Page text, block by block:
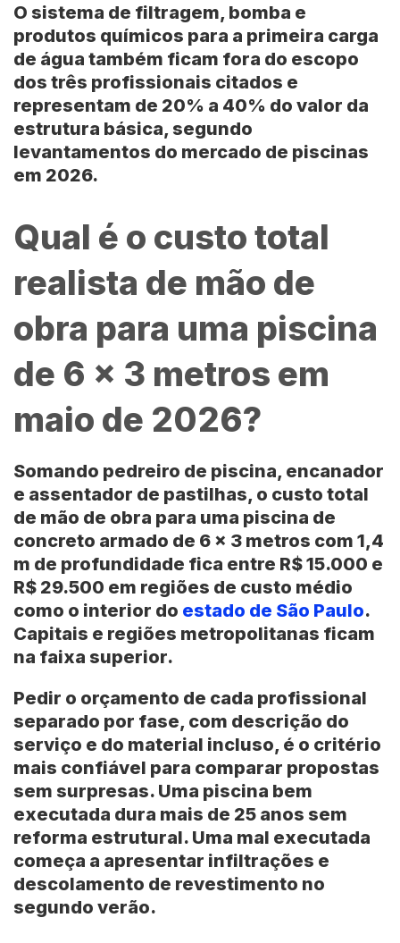
O sistema de filtragem, bomba e
produtos químicos para a primeira carga
de água também ficam fora do escopo
dos três profissionais citados e
representam de 20% a 40% do valor da
estrutura básica, segundo
levantamentos do mercado de piscinas
em 2026.
Qual é o custo total
realista de mão de
obra para uma piscina
de 6 x 3 metros em
maio de 2026?
Somando pedreiro de piscina, encanador
e assentador de pastilhas, o custo total
de mão de obra para uma piscina de
concreto armado de 6 x 3 metros com 1,4
m de profundidade fica entre R$ 15.000 e
R$ 29.500 em regiões de custo médio
como o interior do estado de São Paulo.
Capitais e regiões metropolitanas ficam
na faixa superior.
Pedir o orçamento de cada profissional
separado por fase, com descrição do
serviço e do material incluso, é o critério
mais confiável para comparar propostas
sem surpresas. Uma piscina bem
executada dura mais de 25 anos sem
reforma estrutural. Uma mal executada
começa a apresentar infiltrações e
descolamento de revestimento no
segundo verão.